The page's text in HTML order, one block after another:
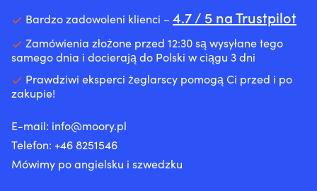
Bardzo zadowoleni klienci –4.7 / 5 na Trustpilot
Zamówienia złożone przed 12:30 są wysyłane tego
samego dnia i docierają do Polski w ciągu 3 dni
Prawdziwi eksperci żeglarscy pomogą Ci przed i po
zakupie!
E-mail: info@moory.pl
Telefon: +46 8251546
Mówimy po angielsku i szwedzku